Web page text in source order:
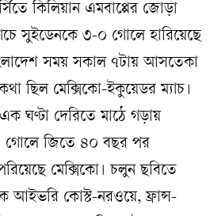
কিলিয়ান এমবাপ্পের জোড়া
সুইডেনকে ৩-০ গোলে হারিয়েছে
সময় সকাল ৭টায় আসতেকা
ছিল মেক্সিকো-ইকুয়েডর ম্যাচ।
ঘণ্টা দেরিতে মাঠে গড়ায়
০ গোলে জিতে ৪০ বছর পর
মেক্সিকো। চলুন ছবিতে
আইভরি কোস্ট-নরওয়ে, ফ্রান্স-